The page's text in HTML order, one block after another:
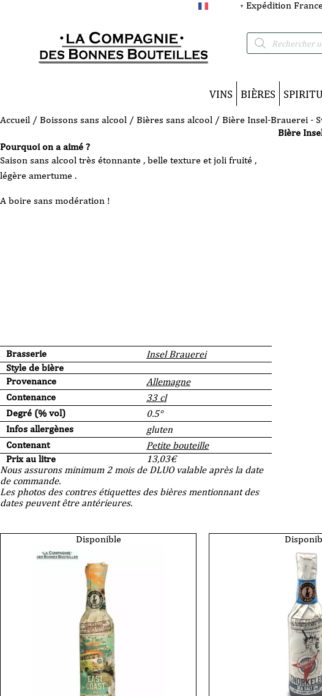
▼ Expédition
Recherche
de
VINS BIÈRES
Accueil / Boissons sans alcool / Bières sans alcool / Bière Insel-Brauerei -
Bière
Pourquoi on a aimé ?
Saison sans alcool très étonnante , belle texture et joli fruité ,
légère amertume .
A boire sans modération !
Brasserie
Insel Brauerei
Style de bière
Provenance
Allemagne
Contenance
33 cl
Degré (% vol)
0.5°
Infos allergènes
gluten
Contenant
Petite bouteille
Prix au litre
13,03€
Nous assurons minimum 2 mois de DLUO valable après la date
de commande.
Les photos des contres étiquettes des bières mentionnant des
dates peuvent être antérieures.
Disponible